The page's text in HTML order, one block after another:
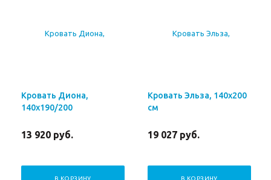
Кровать Диона,
140х190/200
13 920 руб.
В КОРЗИНУ
Кровать Эльза, 140х200
см
19 027 руб.
В КОРЗИНУ